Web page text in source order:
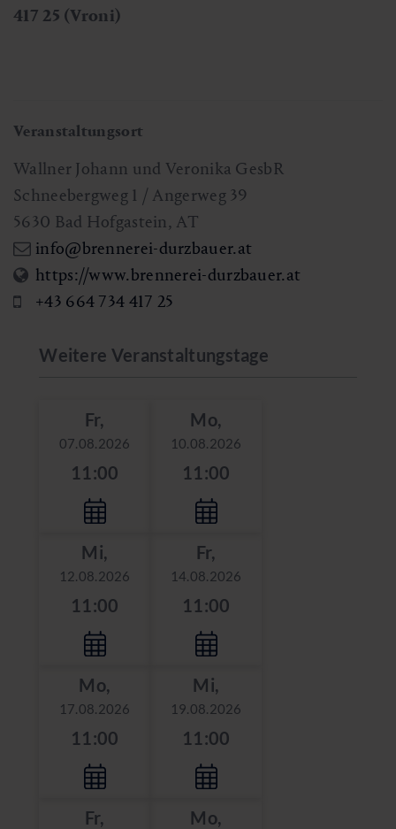
417 25 (Vroni)
Veranstaltungsort
Wallner Johann und Veronika GesbR
Schneebergweg 1 / Angerweg 39
5630 Bad Hofgastein, AT
info@brennerei-durzbauer.at
https://www.brennerei-durzbauer.at
+43 664 734 417 25
Weitere Veranstaltungstage
Fr,
07.08.2026
11:00
Mo,
10.08.2026
11:00
Mi,
12.08.2026
11:00
Fr,
14.08.2026
11:00
Mo,
17.08.2026
11:00
Mi,
19.08.2026
11:00
Fr, Mo,